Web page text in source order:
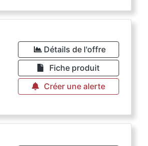
Détails de l'offre
Fiche produit
Créer une alerte